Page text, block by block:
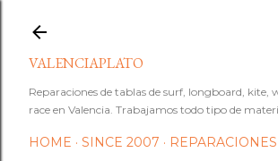
VALENCIAPLATO
Reparaciones de tablas de surf, longboard, kite,
race en Valencia. Trabajamos todo tipo de
HOME SINCE 2007 REPARACIONES